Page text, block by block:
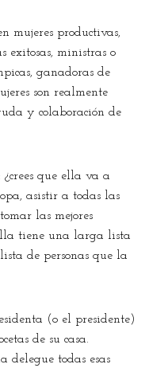
mujeres productivas,
exitosas, ministras o
ganadoras de
son realmente
y colaboración de
que ella va a
asistir a todas las
las mejores
tiene una larga lista
de personas que la
(o el presidente)
de su casa.
delegue todas esas